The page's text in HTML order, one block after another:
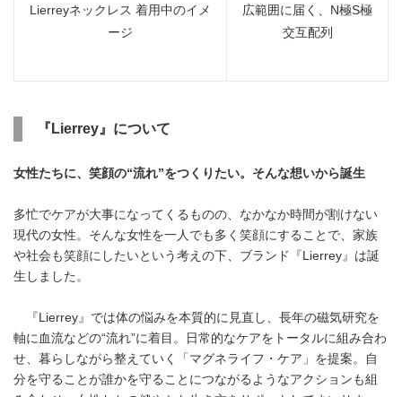
Lierreyネックレス 着用中のイメ
ージ
広範囲に届く、N極S極
交互配列
『 Lierrey 』について
女性たちに、笑顔の“流れ”をつくりたい。そんな想いから誕生
多忙でケアが大事になってくるものの、なかなか時間が割けない
現代の女性。そんな女性を一人でも多く笑顔にすることで、家族
や社会も笑顔にしたいという考えの下、ブランド『Lierrey』は誕
生しました。
『Lierrey』では体の悩みを本質的に見直し、長年の磁気研究を
軸に血流などの“流れ”に着目。日常的なケアをトータルに組み合わ
せ、暮らしながら整えていく「マグネライフ・ケア」を提案。自
分を守ることが誰かを守ることにつながるようなアクションも組